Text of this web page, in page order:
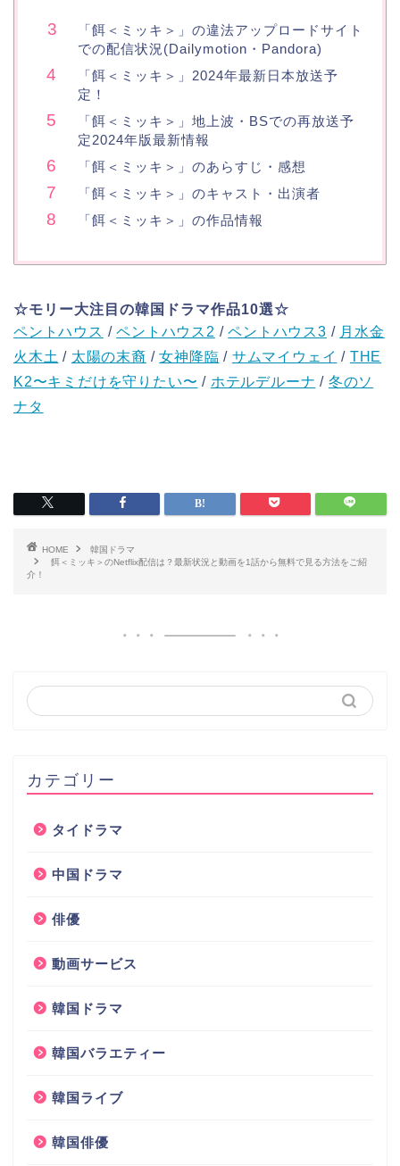
「餌＜ミッキ＞」の違法アップロードサイト
での配信状況(Dailymotion・Pandora)
「餌＜ミッキ＞」2024年最新日本放送予
定！
「餌＜ミッキ＞」地上波・BSでの再放送予
定2024年版最新情報
「餌＜ミッキ＞」のあらすじ・感想
「餌＜ミッキ＞」のキャスト・出演者
「餌＜ミッキ＞」の作品情報
☆モリー大注目の韓国ドラマ作品10選☆
ペントハウス /ペントハウス2 /ペントハウス3 / 月水金
火木土 / 太陽の末裔 /女神降臨 / サムマイウェイ / THE
K2〜キミだけを守りたい〜 / ホテルデルーナ / 冬のソ
ナタ
HOME
韓国ドラマ
餌＜ミッキ＞のNetflix配信は？最新状況と動画を1話から無料で見る方法をご紹
介！
カテゴリー
タイドラマ
中国ドラマ
俳優
動画サービス
韓国ドラマ
韓国バラエティー
韓国ライブ
韓国俳優